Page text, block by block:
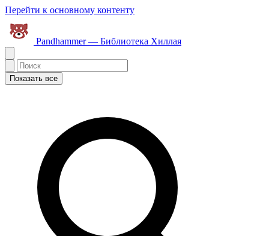
Перейти к основному контенту
Pandhammer — Библиотека Хиллая
Показать все